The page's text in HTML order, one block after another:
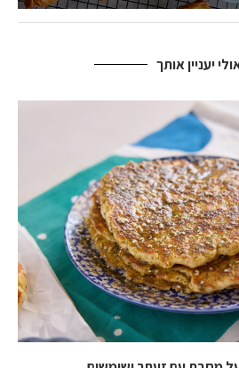
יעניין אותך